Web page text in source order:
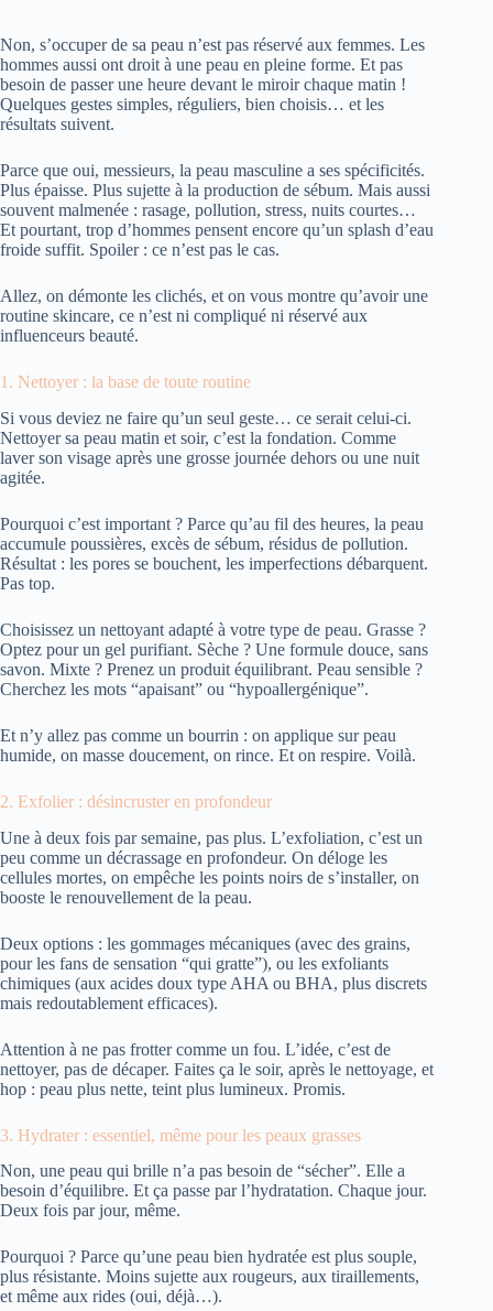
Non, s’occuper de sa peau n’est pas réservé aux femmes. Les
hommes aussi ont droit à une peau en pleine forme. Et pas
besoin de passer une heure devant le miroir chaque matin !
Quelques gestes simples, réguliers, bien choisis… et les
résultats suivent.
Parce que oui, messieurs, la peau masculine a ses spécificités.
Plus épaisse. Plus sujette à la production de sébum. Mais aussi
souvent malmenée : rasage, pollution, stress, nuits courtes…
Et pourtant, trop d’hommes pensent encore qu’un splash d’eau
froide suffit. Spoiler : ce n’est pas le cas.
Allez, on démonte les clichés, et on vous montre qu’avoir une
routine skincare, ce n’est ni compliqué ni réservé aux
influenceurs beauté.
1. Nettoyer : la base de toute routine
Si vous deviez ne faire qu’un seul geste… ce serait celui-ci.
Nettoyer sa peau matin et soir, c’est la fondation. Comme
laver son visage après une grosse journée dehors ou une nuit
agitée.
Pourquoi c’est important ? Parce qu’au fil des heures, la peau
accumule poussières, excès de sébum, résidus de pollution.
Résultat : les pores se bouchent, les imperfections débarquent.
Pas top.
Choisissez un nettoyant adapté à votre type de peau. Grasse ?
Optez pour un gel purifiant. Sèche ? Une formule douce, sans
savon. Mixte ? Prenez un produit équilibrant. Peau sensible ?
Cherchez les mots “apaisant” ou “hypoallergénique”.
Et n’y allez pas comme un bourrin : on applique sur peau
humide, on masse doucement, on rince. Et on respire. Voilà.
2. Exfolier : désincruster en profondeur
Une à deux fois par semaine, pas plus. L’exfoliation, c’est un
peu comme un décrassage en profondeur. On déloge les
cellules mortes, on empêche les points noirs de s’installer, on
booste le renouvellement de la peau.
Deux options : les gommages mécaniques (avec des grains,
pour les fans de sensation “qui gratte”), ou les exfoliants
chimiques (aux acides doux type AHA ou BHA, plus discrets
mais redoutablement efficaces).
Attention à ne pas frotter comme un fou. L’idée, c’est de
nettoyer, pas de décaper. Faites ça le soir, après le nettoyage, et
hop : peau plus nette, teint plus lumineux. Promis.
3. Hydrater : essentiel, même pour les peaux grasses
Non, une peau qui brille n’a pas besoin de “sécher”. Elle a
besoin d’équilibre. Et ça passe par l’hydratation. Chaque jour.
Deux fois par jour, même.
Pourquoi ? Parce qu’une peau bien hydratée est plus souple,
plus résistante. Moins sujette aux rougeurs, aux tiraillements,
et même aux rides (oui, déjà…).